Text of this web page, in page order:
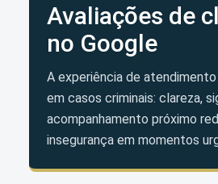
Avaliações de
no Google
A experiência de
em casos criminais: clareza,
acompanhamento próximo
insegurança em momentos